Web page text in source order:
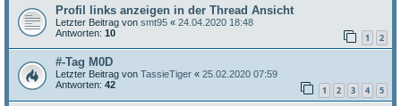
Profil links anzeigen in der Thread Ansicht
Letzter Beitrag von smt95 « 24.04.2020 18:48
Antworten: 10 1 2
#-Tag M0D
Letzter Beitrag von TassieTiger « 25.02.2020 07:59
Antworten: 42 1 2 3 4 5